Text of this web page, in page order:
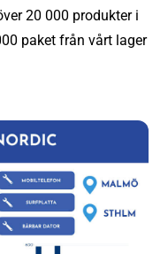
20 000 produkter i
paket från vårt lager